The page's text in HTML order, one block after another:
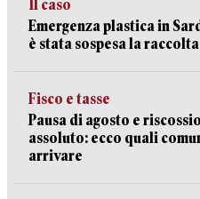
Il caso
Emergenza plastica in
è stata sospesa la raccolta
Fisco e tasse
Pausa di agosto e
assoluto: ecco quali
arrivare